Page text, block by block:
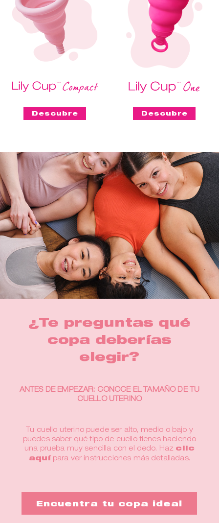
Descubre Descubre
¿Te preguntas qué
copa deberías
elegir?
ANTES DE EMPEZAR: CONOCE EL TAMAÑO DE TU
CUELLO UTERINO
Tu cuello uterino puede ser alto, medio o bajo y
puedes saber qué tipo de cuello tienes haciendo
una prueba muy sencilla con el dedo. Haz clic
aquípara ver instrucciones más detalladas.